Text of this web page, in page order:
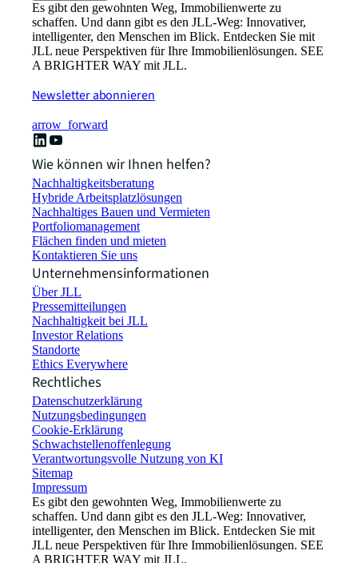
Es gibt den gewohnten Weg, Immobilienwerte zu
schaffen. Und dann gibt es den JLL-Weg: Innovativer,
intelligenter, den Menschen im Blick. Entdecken Sie mit
JLL neue Perspektiven für Ihre Immobilienlösungen. SEE
A BRIGHTER WAY mit JLL.
Newsletter abonnieren
arrow_forward
Wie können wir Ihnen helfen?
Nachhaltigkeitsberatung
Hybride Arbeitsplatzlösungen
Nachhaltiges Bauen und Vermieten
Portfoliomanagement
Flächen finden und mieten
Kontaktieren Sie uns
Unternehmensinformationen
Über JLL
Pressemitteilungen
Nachhaltigkeit bei JLL
Investor Relations
Standorte
Ethics Everywhere
Rechtliches
Datenschutzerklärung
Nutzungsbedingungen
Cookie-Erklärung
Schwachstellenoffenlegung
Verantwortungsvolle Nutzung von KI
Sitemap
Impressum​
Es gibt den gewohnten Weg, Immobilienwerte zu
schaffen. Und dann gibt es den JLL-Weg: Innovativer,
intelligenter, den Menschen im Blick. Entdecken Sie mit
JLL neue Perspektiven für Ihre Immobilienlösungen. SEE
A BRIGHTER WAY mit JLL.